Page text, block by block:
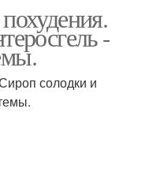
-
солодки и